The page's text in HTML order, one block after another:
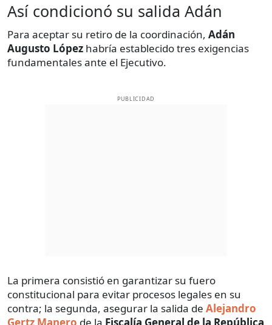
Así condicionó su salida Adán
Para aceptar su retiro de la coordinación, Adán
Augusto López habría establecido tres exigencias
fundamentales ante el Ejecutivo.
PUBLICIDAD
La primera consistió en garantizar su fuero
constitucional para evitar procesos legales en su
contra; la segunda, asegurar la salida de Alejandro